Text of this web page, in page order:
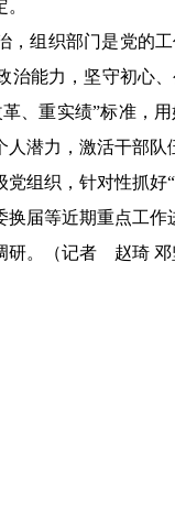
，组织部门是党的
治能力，坚守初心
、重实绩”标准，
潜力，激活干部
组织，针对性抓好
届等近期重点工作
。
（记者 赵琦 邓